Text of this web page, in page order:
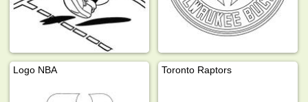
Logo NBA Toronto Raptors